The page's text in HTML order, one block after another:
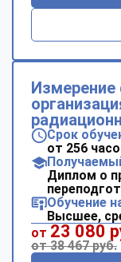
Измерение
Срок
от 256
Диплом о
Обучение
Высшее,
от 23 080
от 38 467 руб.